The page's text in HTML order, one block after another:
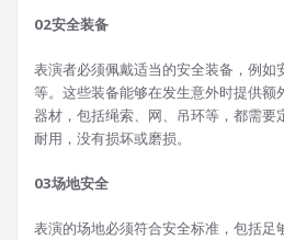
02安全装备
表演者必须佩戴适当的安全装备，例如
等。这些装备能够在发生意外时提供额
器材，包括绳索、网、吊环等，都需要
耐用，没有损坏或磨损。
03场地安全
表演的场地必须符合安全标准，包括足